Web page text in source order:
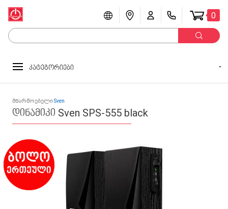
0
კატეგორიები
მწარმოებელიSven
დინამიკი Sven SPS-555 black